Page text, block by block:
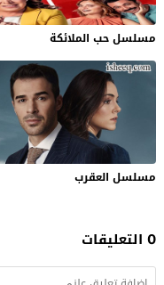
مسلسل حب الملائكة
مسلسل العقرب
0 التعليقات